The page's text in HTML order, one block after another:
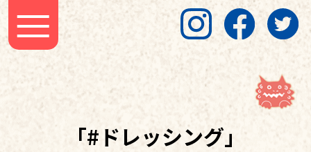
「#ドレッシング」